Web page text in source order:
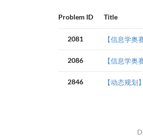
Problem ID Title
2081 【信息学奥
2086 【信息学奥
2846 【动态规划